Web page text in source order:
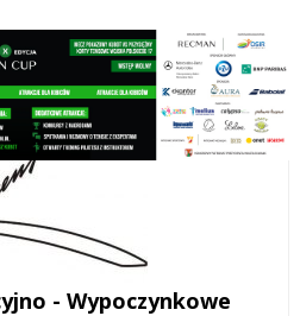
- Wypoczynkowe